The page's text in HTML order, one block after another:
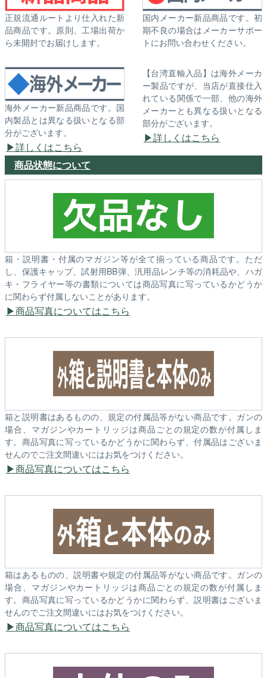
正規流通ルートより仕入れた新
品商品です。原則、工場出荷か
ら未開封でお届けします。
国内メーカー新品商品です。初
期不良の場合はメーカーサポー
トにお問い合わせください。
海外メーカー新品商品です。国
内製品とは異なる扱いとなる部
分がございます。
詳しくはこちら
【台湾直輸入品】は海外メーカ
ー製品ですが、当店が直接仕入
れている関係で一部、他の海外
メーカーとも異なる扱いとなる
部分がございます。
詳しくはこちら
商品状態について
箱・説明書・付属のマガジン等が全て揃っている商品です。ただ
し、保護キャップ、試射用BB弾、汎用品レンチ等の消耗品や、ハガ
キ・フライヤー等の書類については商品写真に写っているかどうか
に関わらず付属しないことがあります。
商品写真についてはこちら
箱と説明書はあるものの、規定の付属品等がない商品です。ガンの
場合、マガジンやカートリッジは商品ごとの規定の数が付属しま
す。商品写真に写っているかどうかに関わらず、付属品はございま
せんのでご注文間違いにはお気をつけください。
商品写真についてはこちら
箱はあるものの、説明書や規定の付属品等がない商品です。ガンの
場合、マガジンやカートリッジは商品ごとの規定の数が付属しま
す。商品写真に写っているかどうかに関わらず、説明書はございま
せんのでご注文間違いにはお気をつけください。
商品写真についてはこちら